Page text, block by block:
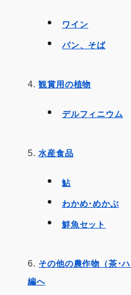
ワイン
パン、そば
観賞用の植物
デルフィニウム
水産食品
鮎
わかめ･めかぶ
鮮魚セット
その他の農作物（茶･
編へ